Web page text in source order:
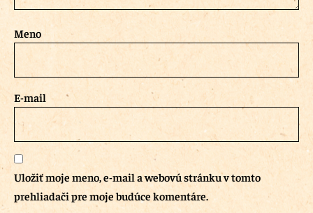
Meno
E-mail
Uložiť moje meno, e-mail a webovú stránku v tomto
prehliadači pre moje budúce komentáre.